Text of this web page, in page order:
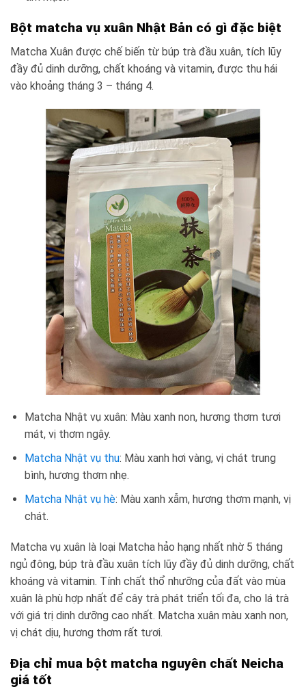
Bột matcha vụ xuân Nhật Bản có gì đặc biệt
Matcha Xuân được chế biến từ búp trà đầu xuân, tích lũy
đầy đủ dinh dưỡng, chất khoáng và vitamin, được thu hái
vào khoảng tháng 3 – tháng 4.
Matcha Nhật vụ xuân: Màu xanh non, hương thơm tươi
mát, vị thơm ngậy.
Matcha Nhật vụ thu: Màu xanh hơi vàng, vị chát trung
bình, hương thơm nhẹ.
Matcha Nhật vụ hè: Màu xanh xẫm, hương thơm mạnh, vị
chát.
Matcha vụ xuân là loại Matcha hảo hạng nhất nhờ 5 tháng
ngủ đông, búp trà đầu xuân tích lũy đầy đủ dinh dưỡng, chất
khoáng và vitamin. Tính chất thổ nhưỡng của đất vào mùa
xuân là phù hợp nhất để cây trà phát triển tối đa, cho lá trà
với giá trị dinh dưỡng cao nhất. Matcha xuân màu xanh non,
vị chát dịu, hương thơm rất tươi.
Địa chỉ mua bột matcha nguyên chất Neicha
giá tốt